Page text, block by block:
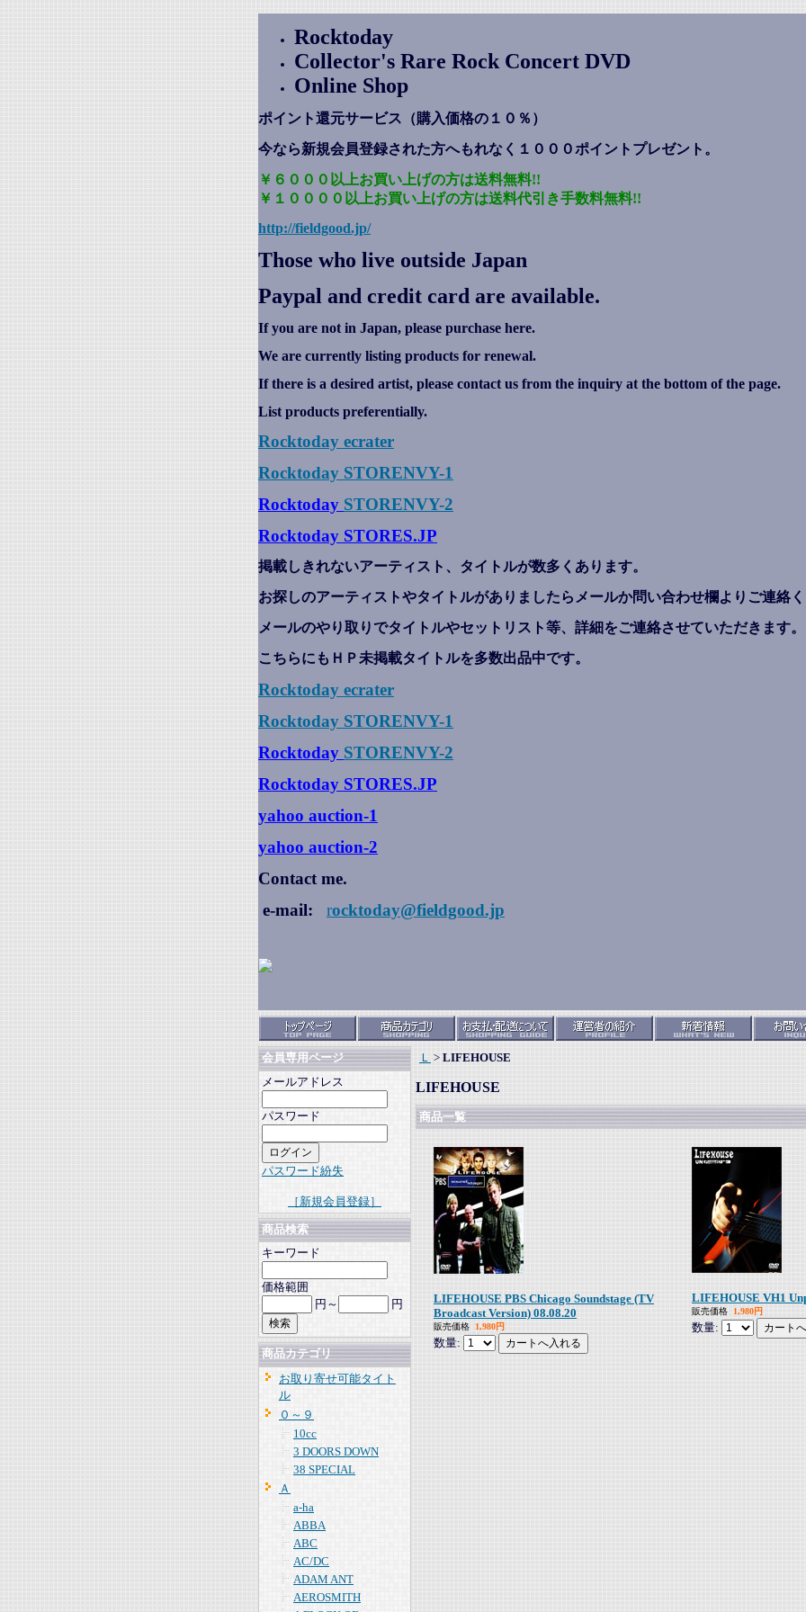
Rocktoday
Collector's Rare Rock Concert DVD
Online Shop
ポイント還元サービス（購入価格の１０％）
今なら新規会員登録された方へもれなく１０００ポイントプレゼント 。
￥６０００以上お買い上げの方は送料無料!!
￥１００００以上お買い上げの方は送料代引き手数料無料!!
http://fieldgood.jp/
Those who live outside Japan
Paypal and credit card are available.
If you are not in Japan, please purchase here.
We are currently listing products for renewal.
If there is a desired artist, please contact us from the inquiry at the bottom of the page.
List products preferentially.
Rocktoday ecrater
Rocktoday STORENVY-1
Rocktoday STORENVY-2
Rocktoday STORES.JP
掲載しきれないアーティスト、タイトルが数多くあります。
お探しのアーティストやタイトルがありましたらメールか問い合わせ欄よりご連絡
メールのやり取りでタイトルやセットリスト等、詳細をご連絡させていただきます。
こちらにもＨＰ未掲載タイトルを多数出品中です。
Rocktoday ecrater
Rocktoday STORENVY-1
Rocktoday STORENVY-2
Rocktoday STORES.JP
yahoo auction-1
yahoo auction-2
Contact me.
e-mail:
rocktoday@fieldgood.jp
会員専用ページ
メールアドレス
パスワード
パスワード紛失
［新規会員登録］
商品検索
キーワード
価格範囲
円～
円
商品カテゴリ
お取り寄せ可能タイト
ル
０～９
10cc
3 DOORS DOWN
38 SPECIAL
Ａ
a-ha
ABBA
ABC
AC/DC
ADAM ANT
AEROSMITH
Ｌ > LIFEHOUSE
LIFEHOUSE
商品一覧
LIFEHOUSE PBS Chicago Soundstage (TV
Broadcast Version) 08.08.20
販売価格 1,980円
数量:
LIFEHOUSE VH1
販売価格 1,980円
数量: